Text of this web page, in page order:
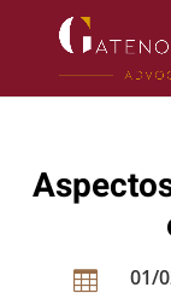
 01/